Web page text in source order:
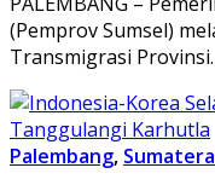
(Pemprov Sumsel)
Transmigrasi
Palembang,